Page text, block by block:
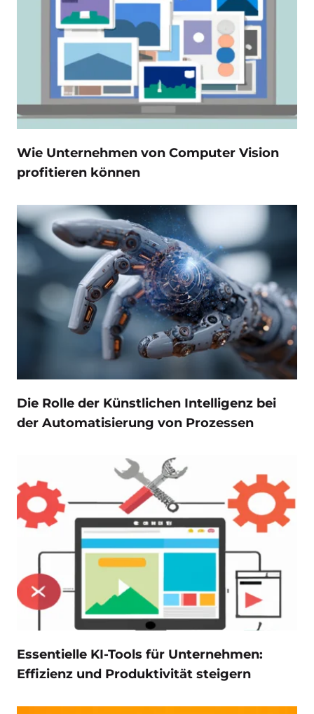
Wie Unternehmen von Computer Vision
profitieren können
Die Rolle der Künstlichen Intelligenz bei
der Automatisierung von Prozessen
Essentielle KI-Tools für Unternehmen:
Effizienz und Produktivität steigern